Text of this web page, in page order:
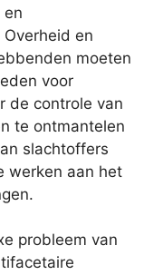
en
en
moeten
voor
de controle van
te ontmantelen
slachtoffers
werken aan het
probleem van